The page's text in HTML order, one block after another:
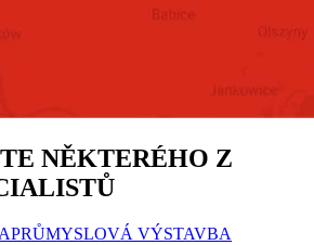
NĚKTERÉHO Z
PRŮMYSLOVÁ VÝSTAVBA